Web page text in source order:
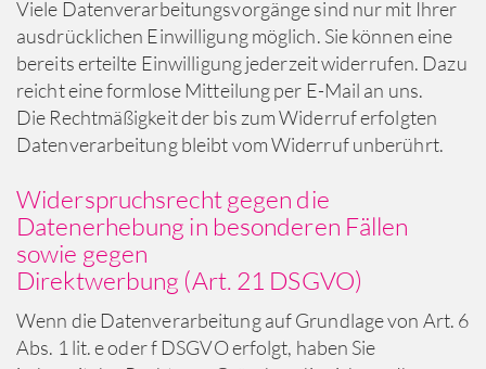
Viele Datenverarbeitungsvorgänge sind nur mit Ihrer
ausdrücklichen Einwilligung möglich. Sie können eine
bereits erteilte Einwilligung jederzeit widerrufen. Dazu
reicht eine formlose Mitteilung per E-Mail an uns.
Die Rechtmäßigkeit der bis zum Widerruf erfolgten
Datenverarbeitung bleibt vom Widerruf unberührt.
Widerspruchsrecht gegen die
Datenerhebung in besonderen Fällen
sowie gegen
Direktwerbung (Art. 21 DSGVO)
Wenn die Datenverarbeitung auf Grundlage von Art. 6
Abs. 1 lit. e oder f DSGVO erfolgt, haben Sie